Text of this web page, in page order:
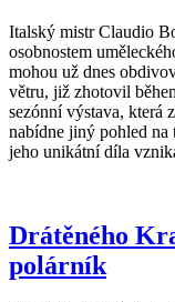
Italský mistr Claudio
osobnostem
mohou už dnes
větru, již zhotovil
sezónní výstava, která
nabídne jiný pohled na
jeho unikátní díla
Drátěného
polárník